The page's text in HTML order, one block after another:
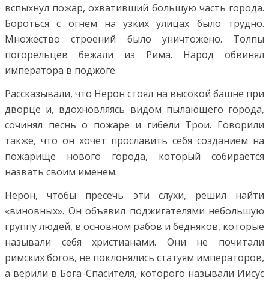
вспыхнул пожар, охвативший большую часть города.
Бороться с огнём на узких улицах было трудно.
Множество строений было уничтожено. Толпы
погорельцев бежали из Рима. Народ обвинял
императора в поджоге.
Рассказывали, что Нерон стоял на высокой башне при
дворце и, вдохновляясь видом пылающего города,
сочинял песнь о пожаре и гибели Трои. Говорили
также, что он хочет прославить себя созданием на
пожарище нового города, который собирается
назвать своим именем.
Нерон, чтобы пресечь эти слухи, решил найти
«виновных». Он объявил поджигателями небольшую
группу людей, в основном рабов и бедняков, которые
называли себя христианами. Они не почитали
римских богов, не поклонялись статуям императоров,
а верили в Бога-Спасителя, которого называли Иисус